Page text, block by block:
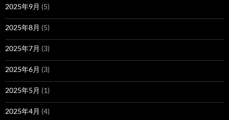
2025年9月 (5)
2025年8月 (5)
2025年7月 (3)
2025年6月 (3)
2025年5月 (1)
2025年4月 (4)